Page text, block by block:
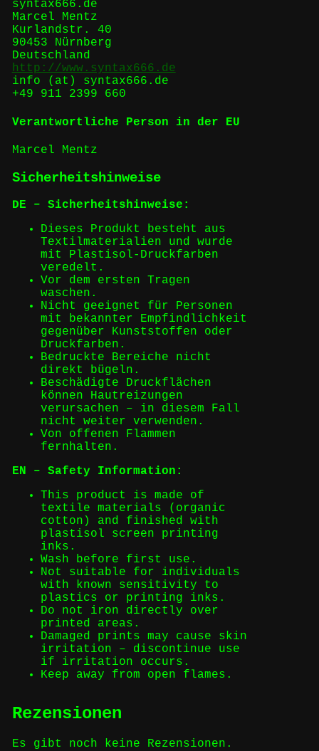
syntax666.de
Marcel Mentz
Kurlandstr. 40
90453 Nürnberg
Deutschland
http://www.syntax666.de
info (at) syntax666.de
+49 911 2399 660
Verantwortliche Person in der EU
Marcel Mentz
Sicherheitshinweise
DE – Sicherheitshinweise:
Dieses Produkt besteht aus
Textilmaterialien und wurde
mit Plastisol-Druckfarben
veredelt.
Vor dem ersten Tragen
waschen.
Nicht geeignet für Personen
mit bekannter Empfindlichkeit
gegenüber Kunststoffen oder
Druckfarben.
Bedruckte Bereiche nicht
direkt bügeln.
Beschädigte Druckflächen
können Hautreizungen
verursachen – in diesem Fall
nicht weiter verwenden.
Von offenen Flammen
fernhalten.
EN – Safety Information:
This product is made of
textile materials (organic
cotton) and finished with
plastisol screen printing
inks.
Wash before first use.
Not suitable for individuals
with known sensitivity to
plastics or printing inks.
Do not iron directly over
printed areas.
Damaged prints may cause skin
irritation – discontinue use
if irritation occurs.
Keep away from open flames.
Rezensionen
Es gibt noch keine Rezensionen.